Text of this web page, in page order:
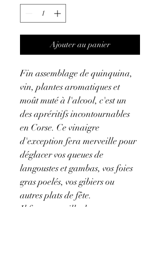
Ajouter au panier
Fin assemblage de quinquina,
vin, plantes aromatiques et
moût muté à l'alcool, c'est un
des apréritifs incontournables
en Corse. Ce vinaigre
d'exception fera merveille pour
déglacer vos queues de
langoustes et gambas, vos foies
gras poelés, vos gibiers ou
autres plats de fête.
Il fera merveille dans une soupe